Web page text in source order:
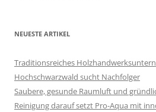
NEUESTE ARTIKEL
Traditionsreiches
Hochschwarzwald sucht Nachfolger
Saubere, gesunde Raumluft und
Reinigung darauf setzt Pro-Aqua mit